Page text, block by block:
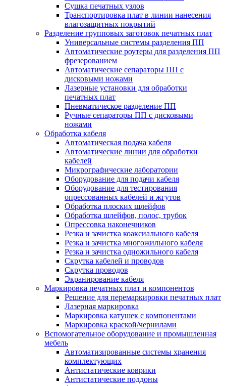
Сушка печатных узлов
Транспортировка плат в линии нанесения
влагозащитных покрытий
Разделение групповых заготовок печатных плат
Универсальные системы разделения ПП
Автоматические роутеры для разделения ПП
фрезерованием
Автоматические сепараторы ПП с
дисковыми ножами
Лазерные установки для обработки
печатных плат
Пневматическое разделение ПП
Ручные сепараторы ПП с дисковыми
ножами
Обработка кабеля
Автоматическая подача кабеля
Автоматические линии для обработки
кабелей
Микрографические лаборатории
Оборудование для подачи кабеля
Оборудование для тестирования
опрессованных кабелей и жгутов
Обработка плоских шлейфов
Обработка шлейфов, полос, трубок
Опрессовка наконечников
Резка и зачистка коаксиального кабеля
Резка и зачистка многожильного кабеля
Резка и зачистка одножильного кабеля
Скрутка кабелей и проводов
Скрутка проводов
Экранирование кабеля
Маркировка печатных плат и компонентов
Решение для перемаркировки печатных плат
Лазерная маркировка
Маркировка катушек с компонентами
Маркировка краской/чернилами
Вспомогательное оборудование и промышленная
мебель
Автоматизированные системы хранения
комплектующих
Антистатические коврики
Антистатические поддоны